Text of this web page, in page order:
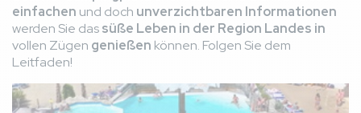
einfachen und doch unverzichtbaren Informationen
werden Sie dassüße Leben in der Region Landes in
vollen Zügen genießen können. Folgen Sie dem
Leitfaden!
Bild